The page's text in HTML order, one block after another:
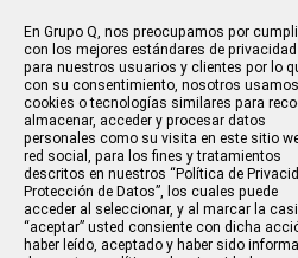
En Grupo Q, nos preocupamos por
con los mejores estándares de privacidad
para nuestros usuarios y clientes por lo
con su consentimiento, nosotros usamos
cookies o tecnologías similares para
almacenar, acceder y procesar datos
personales como su visita en este sitio
red social, para los fines y tratamientos
descritos en nuestros “Política de
Protección de Datos”, los cuales puede
acceder al seleccionar, y al marcar la
“aceptar” usted consiente con dicha
haber leído, aceptado y haber sido